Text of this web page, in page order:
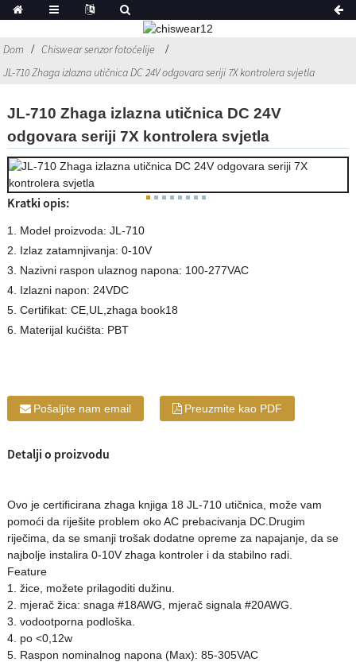
Dom
Chiswear senzor fotoćelije
JL-710 Zhaga izlazna utičnica DC 24V odgovara seriji 7X kontrolera svjetla
JL-710 Zhaga izlazna utičnica DC 24V
odgovara seriji 7X kontrolera svjetla
Kratki opis:
1. Model proizvoda: JL-710
2. Izlaz zatamnjivanja: 0-10V
3. Nazivni raspon ulaznog napona: 100-277VAC
4. Izlazni napon: 24VDC
5. Certifikat: CE,UL,zhaga book18
6. Materijal kućišta: PBT
Pošaljite nam email Preuzmite kao PDF
Detalji o proizvodu
Ovo je certificirana zhaga knjiga 18 JL-710 utičnica, može vam
pomoći da riješite problem oko AC prebacivanja DC.Drugim
riječima, da se smanji trošak dodatne opreme za napajanje, da se
najbolje instalira 0-10V zhaga kontroler i da stabilno radi.
Feature
1. žice, možete prilagoditi dužinu.
2. mjerač žica: snaga #18AWG, mjerač signala #20AWG.
3. vodootporna podloška.
4. po <0,12w
5. Raspon nominalnog napona (Max): 85-305VAC